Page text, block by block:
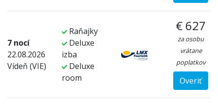
7 nocí
22.08.2026
Vídeň (VIE)
Raňajky
Deluxe
izba
Deluxe
room
€ 627
za osobu
vrátane
poplatkov
Overiť